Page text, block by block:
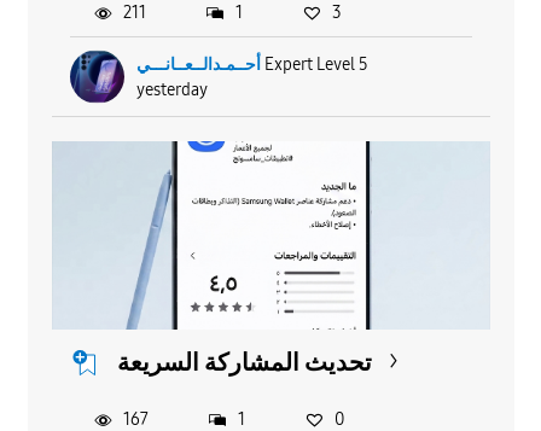
أحــمـدالــعــانـــي Expert Level 5
yesterday
211 1 3
تحديث المشاركة السريعة
167 1 0